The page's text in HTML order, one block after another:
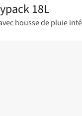
18L
housse de pluie